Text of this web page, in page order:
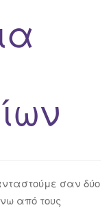
σαν δύο
από τους